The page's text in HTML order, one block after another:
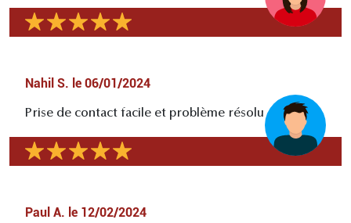
Nahil S. le 06/01/2024
Prise de contact facile et problème résolu
Paul A. le 12/02/2024